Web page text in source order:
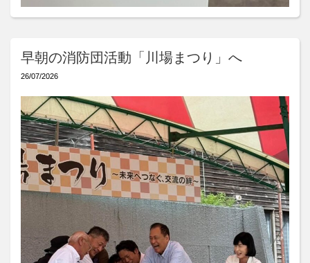
早朝の消防団活動「川場まつり」へ
26/07/2026